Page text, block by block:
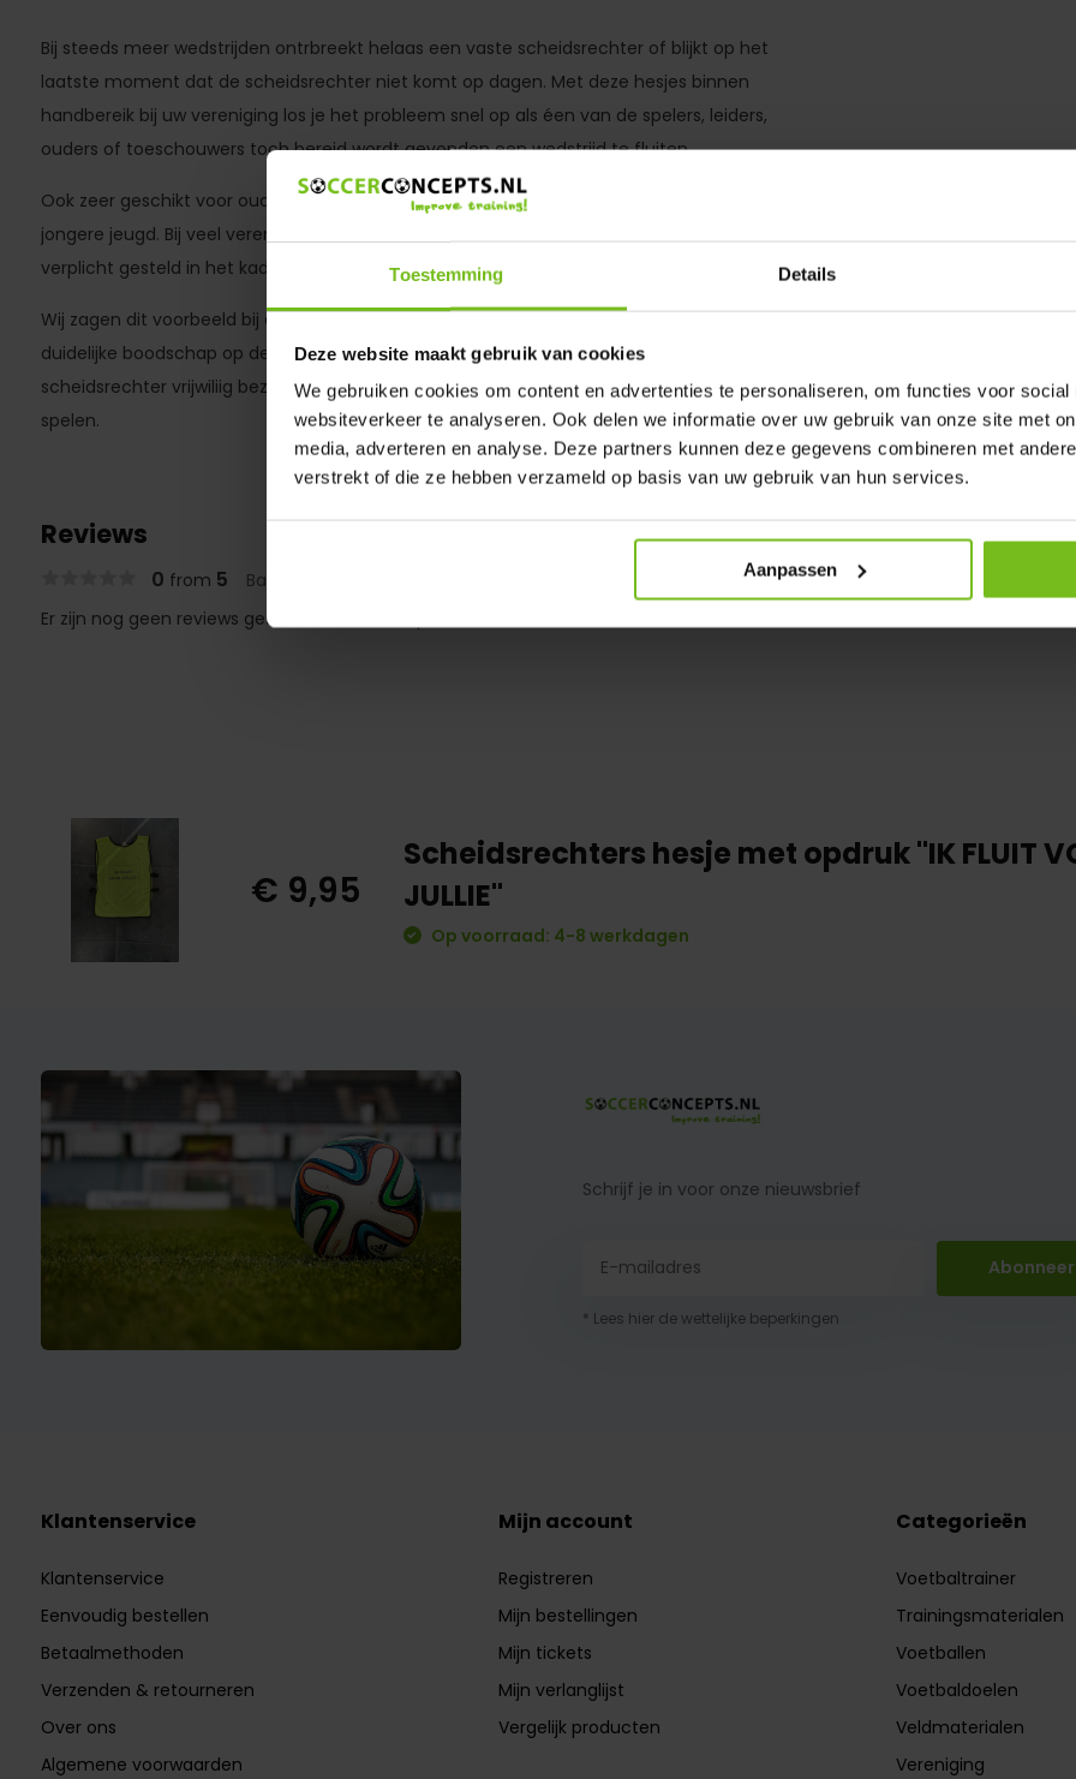
Toestemming Details
Deze website maakt gebruik van cookies
We gebruiken cookies om content en advertenties te personaliseren, om functies voor social
websiteverkeer te analyseren. Ook delen we informatie over uw gebruik van onze site met
media, adverteren en analyse. Deze partners kunnen deze gegevens combineren met
verstrekt of die ze hebben verzameld op basis van uw gebruik van hun services.
Aanpassen
Bij steeds meer wedstrijden ontrbreekt helaas een vaste scheidsrechter of blijkt op het
laatste moment dat de scheidsrechter niet komt op dagen. Met deze hesjes binnen
handbereik bij uw vereniging los je het probleem snel op als éen van de spelers, leiders,
ouders of toeschouwers toch bereid wordt gevonden een wedstrijd te fluiten.
Ook zeer geschikt voor oudere jeugdleden of ouders welke een wedstrijd fluiten bij de
jongere jeugd. Bij veel verenigingen is het fluiten van 1 of 2 wedstrijdjes per seizoen
verplicht gesteld in het kader van vrijwilligerstaken.
Wij zagen dit voorbeeld bij een club in de buurt en waren direct overtuigd van de zeer
duidelijke boodschap op de borst van het hesje. Het is iedereen direct duidelijk dat hier een
scheidsrechter vrijwiliig bezig is om het twee teams mogelijk te maken hun wedstrijd te
spelen.
Reviews
0 from 5 Based on 0 reviews
Er zijn nog geen reviews geschreven over dit product..
€ 9,95
Scheidsrechters hesje met opdruk "IK FLUIT
JULLIE"
Op voorraad: 4-8 werkdagen
Schrijf je in voor onze nieuwsbrief
Abonneer
* Lees hier de wettelijke beperkingen
Klantenservice
Klantenservice
Eenvoudig bestellen
Betaalmethoden
Verzenden & retourneren
Over ons
Algemene voorwaarden
Mijn account
Registreren
Mijn bestellingen
Mijn tickets
Mijn verlanglijst
Vergelijk producten
Categorieën
Voetbaltrainer
Trainingsmaterialen
Voetballen
Voetbaldoelen
Veldmaterialen
Vereniging